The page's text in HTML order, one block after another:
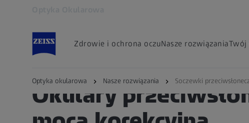
Zdrowie i ochrona oczuNasze rozwiązaniaTwój
Optyka okularowa Nasze rozwiązania Soczewki
Okulary